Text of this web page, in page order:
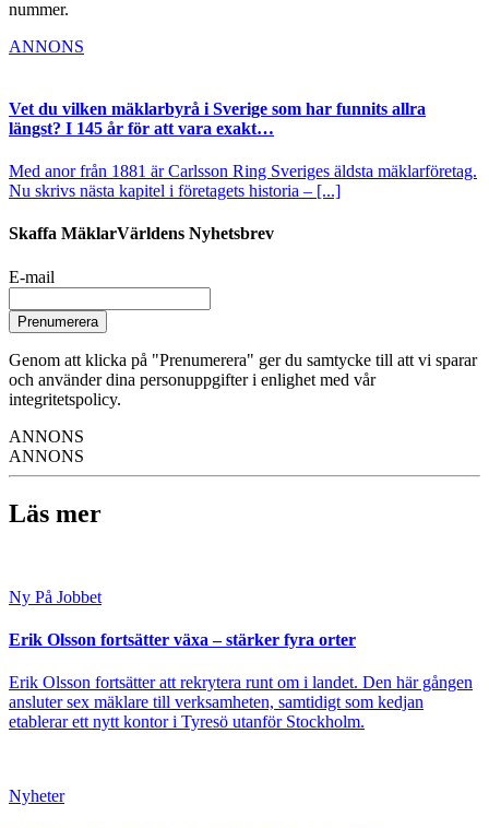
nummer.
ANNONS
Vet du vilken mäklarbyrå i Sverige som har funnits allra
längst? I 145 år för att vara exakt…
Med anor från 1881 är Carlsson Ring Sveriges äldsta mäklarföretag.
Nu skrivs nästa kapitel i företagets historia – [...]
Skaffa MäklarVärldens Nyhetsbrev
E-mail
Prenumerera
Genom att klicka på "Prenumerera" ger du samtycke till att vi sparar
och använder dina personuppgifter i enlighet med vår
integritetspolicy.
ANNONS
ANNONS
Läs mer
Ny På Jobbet
Erik Olsson fortsätter växa – stärker fyra orter
Erik Olsson fortsätter att rekrytera runt om i landet. Den här gången
ansluter sex mäklare till verksamheten, samtidigt som kedjan
etablerar ett nytt kontor i Tyresö utanför Stockholm.
Nyheter